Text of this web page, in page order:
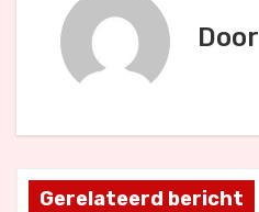
h
t
Door
Gerelateerd bericht